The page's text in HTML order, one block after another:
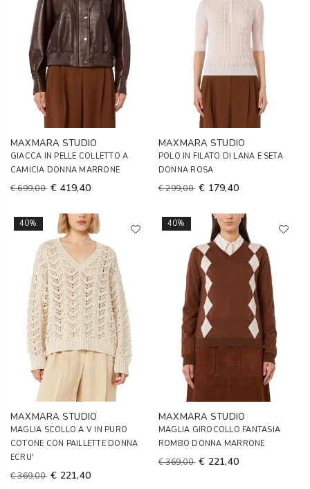
MAXMARA STUDIO
GIACCA IN PELLE COLLETTO A
CAMICIA DONNA MARRONE
€ 699,00 € 419,40
MAXMARA STUDIO
POLO IN FILATO DI LANA E SETA
DONNA ROSA
€ 299,00 € 179,40
40%
MAXMARA STUDIO
MAGLIA SCOLLO A V IN PURO
COTONE CON PAILLETTE DONNA
ECRU'
€ 369,00 € 221,40
40%
MAXMARA STUDIO
MAGLIA GIROCOLLO FANTASIA
ROMBO DONNA MARRONE
€ 369,00 € 221,40